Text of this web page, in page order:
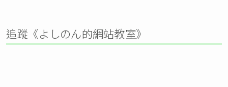
追蹤《よしのん的網站教室》